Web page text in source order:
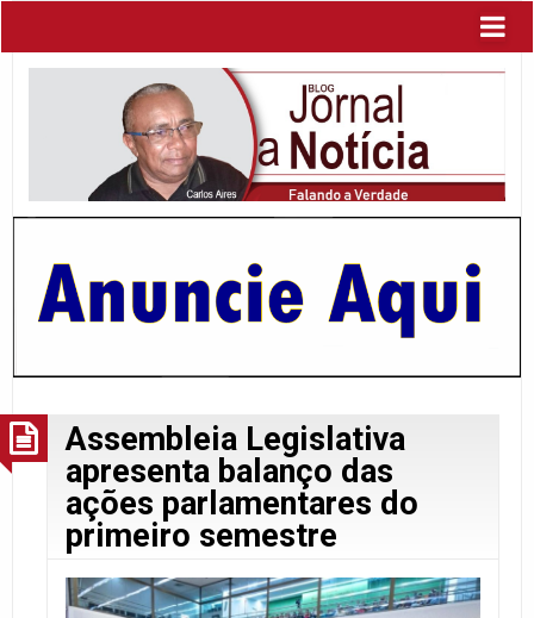
Assembleia Legislativa
apresenta balanço das
ações parlamentares do
primeiro semestre